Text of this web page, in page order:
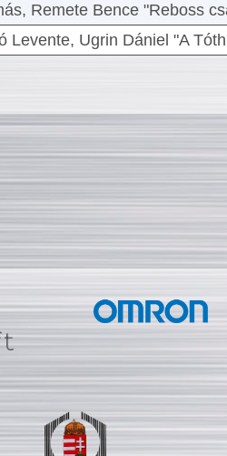
Remete Bence "Reboss
Levente, Ugrin Dániel "A